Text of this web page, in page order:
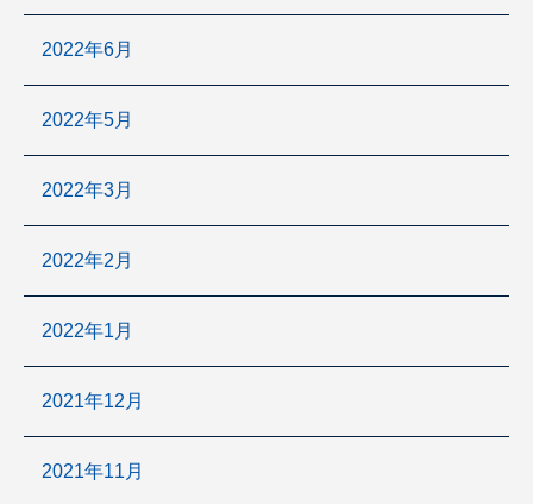
2022年6月
2022年5月
2022年3月
2022年2月
2022年1月
2021年12月
2021年11月